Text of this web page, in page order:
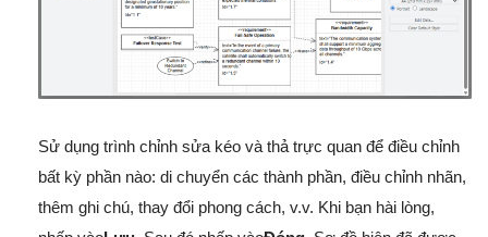
Sử dụng trình chỉnh sửa kéo và thả trực quan để điều chỉnh
bất kỳ phần nào: di chuyển các thành phần, điều chỉnh nhãn,
thêm ghi chú, thay đổi phong cách, v.v. Khi bạn hài lòng,